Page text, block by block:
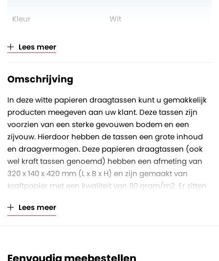
Kleur Wit
Verkoopeenheid
Lees meer
Omschrijving
In deze witte papieren draagtassen kunt u gemakkelijk
producten meegeven aan uw klant. Deze tassen zijn
voorzien van een sterke gevouwen bodem en een
zijvouw. Hierdoor hebben de tassen een grote inhoud
en draagvermogen. Deze papieren draagtassen (ook
wel kraft tassen genoemd) hebben een afmeting van
320 x 140 x 420 mm (L x B x H) en zijn gemaakt van
kraftpapier met een kwaliteit van 80 gram/m2. Er zitten
kraftpapier zijn deze tassen ook uitstekend recyclebaar
Lees meer